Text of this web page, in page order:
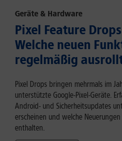
Geräte & Hardware
Pixel Feature
Welche neuen
regelmäßig
Pixel Drops bringen mehrmals im
unterstützte Google-Pixel-Geräte.
Android- und Sicherheitsupdates
erscheinen und welche
enthalten.